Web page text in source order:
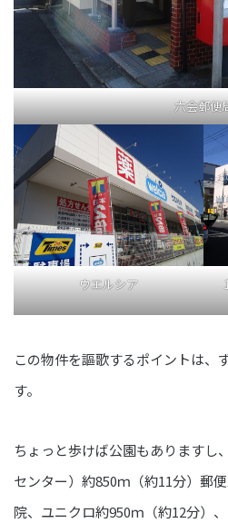
六会郵便
ウエルシア
この物件を謳歌するポイントは、
す。
ちょっと歩けば公園もありますし
センター）約850ｍ（約11分）郵
院、ユニクロ約950ｍ（約12分）